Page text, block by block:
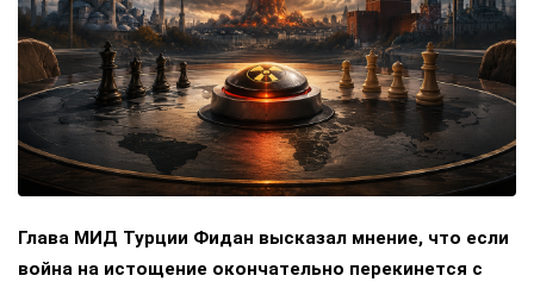
Глава МИД Турции Фидан высказал мнение, что если
война на истощение окончательно перекинется с